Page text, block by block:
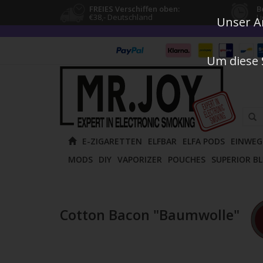
FREIES Verschiffen oben:
€38,- Deutschland
die
Pfeile
und
E-ZIGARETTEN ELFBAR ELFA PODS
MODS DIY VAPORIZER POUCHES SUPERIOR
Cotton Bacon "Baumwolle"
Unser
Um diese